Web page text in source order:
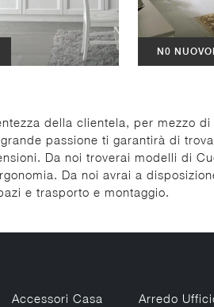
N0
della clientela, per mezzo
passione ti garantirà di
Da noi troverai modelli di
Da noi avrai a
e trasporto e montaggio.
Accessori Casa Arredo